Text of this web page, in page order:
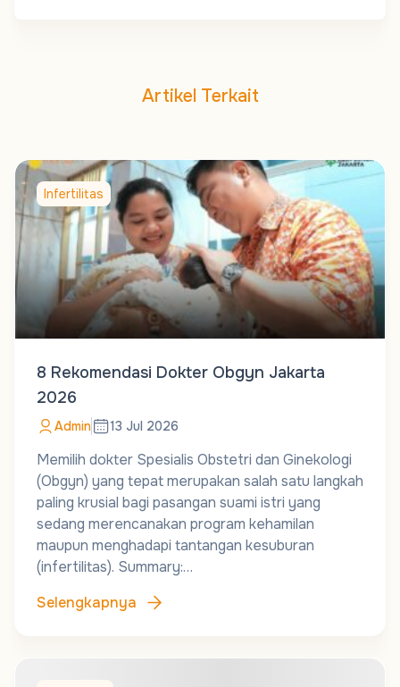
Artikel Terkait
Infertilitas
8 Rekomendasi Dokter Obgyn Jakarta
2026
Admin 13 Jul 2026
Memilih dokter Spesialis Obstetri dan Ginekologi
(Obgyn) yang tepat merupakan salah satu langkah
paling krusial bagi pasangan suami istri yang
sedang merencanakan program kehamilan
maupun menghadapi tantangan kesuburan
(infertilitas). Summary:…
Selengkapnya